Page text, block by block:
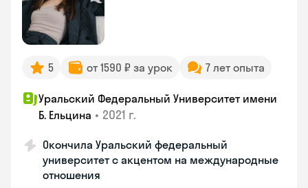
5 от 1590 ₽ за урок 7 лет опыта
Уральский Федеральный Университет имени
Б. Ельцина • 2021 г.
Окончила Уральский федеральный
университет с акцентом на международные
отношения